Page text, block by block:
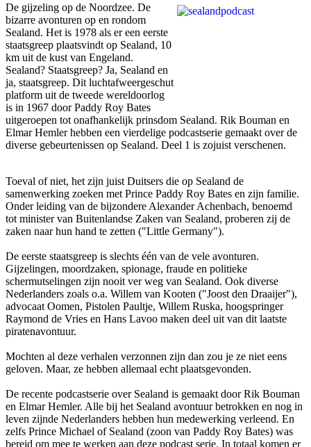
De gijzeling op de Noordzee. De
bizarre avonturen op en rondom
Sealand. Het is 1978 als er een eerste
staatsgreep plaatsvindt op Sealand, 10
km uit de kust van Engeland.
Sealand? Staatsgreep? Ja, Sealand en
ja, staatsgreep. Dit luchtafweergeschut
platform uit de tweede wereldoorlog
is in 1967 door Paddy Roy Bates
uitgeroepen tot onafhankelijk prinsdom Sealand. Rik Bouman en
Elmar Hemler hebben een vierdelige podcastserie gemaakt over de
diverse gebeurtenissen op Sealand. Deel 1 is zojuist verschenen.
Toeval of niet, het zijn juist Duitsers die op Sealand de
samenwerking zoeken met Prince Paddy Roy Bates en zijn familie.
Onder leiding van de bijzondere Alexander Achenbach, benoemd
tot minister van Buitenlandse Zaken van Sealand, proberen zij de
zaken naar hun hand te zetten ("Little Germany").
De eerste staatsgreep is slechts één van de vele avonturen.
Gijzelingen, moordzaken, spionage, fraude en politieke
schermutselingen zijn nooit ver weg van Sealand. Ook diverse
Nederlanders zoals o.a. Willem van Kooten ("Joost den Draaijer"),
advocaat Oomen, Pistolen Paultje, Willem Ruska, hoogspringer
Raymond de Vries en Hans Lavoo maken deel uit van dit laatste
piratenavontuur.
Mochten al deze verhalen verzonnen zijn dan zou je ze niet eens
geloven. Maar, ze hebben allemaal echt plaatsgevonden.
De recente podcastserie over Sealand is gemaakt door Rik Bouman
en Elmar Hemler. Alle bij het Sealand avontuur betrokken en nog in
leven zijnde Nederlanders hebben hun medewerking verleend. En
zelfs Prince Michael of Sealand (zoon van Paddy Roy Bates) was
bereid om mee te werken aan deze podcast serie. In totaal komen er